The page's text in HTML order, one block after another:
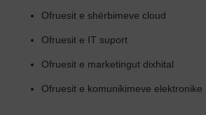
Ofruesit e shërbimeve cloud
Ofruesit e IT suport
Ofruesit e marketingut dixhital
Ofruesit e komunikimeve elektronike